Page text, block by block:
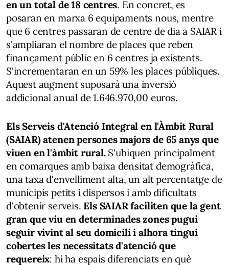
en un total de 18 centres. En concret, es
posaran en marxa 6 equipaments nous, mentre
que 6 centres passaran de centre de dia a SAIAR i
s'ampliaran el nombre de places que reben
finançament públic en 6 centres ja existents.
S'incrementaran en un 59% les places públiques.
Aquest augment suposarà una inversió
addicional anual de 1.646.970,00 euros.
Els Serveis d'Atenció Integral en l'Àmbit Rural
(SAIAR) atenen persones majors de 65 anys que
viuen en l'àmbit rural.S'ubiquen principalment
en comarques amb baixa densitat demogràfica,
una taxa d'envelliment alta, un alt percentatge de
municipis petits i dispersos i amb dificultats
d'obtenir serveis. Els SAIAR faciliten que la gent
gran que viu en determinades zones pugui
seguir vivint al seu domicili i alhora tingui
cobertes les necessitats d'atenció que
requereix: hi ha espais diferenciats en què